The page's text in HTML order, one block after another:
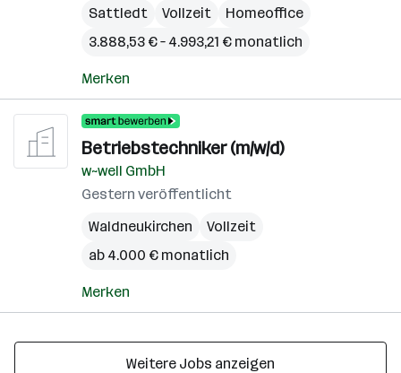
Sattledt
Vollzeit
Homeoffice
3.888,53 € – 4.993,21 € monatlich
Merken
Betriebstechniker (m/w/d)
w~well GmbH
Gestern veröffentlicht
Waldneukirchen
Vollzeit
ab 4.000 € monatlich
Merken
Weitere Jobs anzeigen